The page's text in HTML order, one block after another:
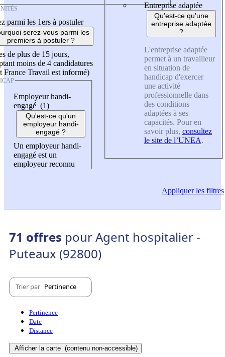
parmi les 1ers à postuler
serez-vous parmi les
premiers à postuler ?
de plus de 15 jours,
moins de 4 candidatures
France Travail est informé)
Employeur handi-
engagé (1)
Qu'est-ce qu'un
employeur handi-
engagé ?
Un employeur handi-
engagé est un
employeur reconnu
Entreprise adaptée
Qu'est-ce qu'une
entreprise adaptée
?
L'entreprise adaptée
permet à un travailleur
en situation de
handicap d'exercer
une activité
professionnelle dans
des conditions
adaptées à ses
capacités. Pour en
savoir plus, consultez
le site de l’UNEA.
Appliquerles filtres
71 offres pour Agent hospitalier -
Puteaux (92800)
Trier par Pertinence
Pertinence
Date
Distance
Afficher la carte (contenu non-accessible)